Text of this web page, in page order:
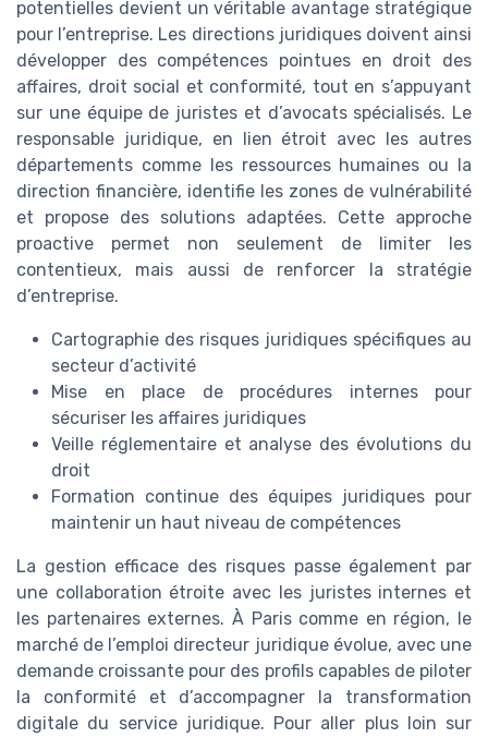
potentielles devient un véritable avantage stratégique
pour l’entreprise. Les directions juridiques doivent ainsi
développer des compétences pointues en droit des
affaires, droit social et conformité, tout en s’appuyant
sur une équipe de juristes et d’avocats spécialisés. Le
responsable juridique, en lien étroit avec les autres
départements comme les ressources humaines ou la
direction financière, identifie les zones de vulnérabilité
et propose des solutions adaptées. Cette approche
proactive permet non seulement de limiter les
contentieux, mais aussi de renforcer la stratégie
d’entreprise.
Cartographie des risques juridiques spécifiques au
secteur d’activité
Mise en place de procédures internes pour
sécuriser les affaires juridiques
Veille réglementaire et analyse des évolutions du
droit
Formation continue des équipes juridiques pour
maintenir un haut niveau de compétences
La gestion efficace des risques passe également par
une collaboration étroite avec les juristes internes et
les partenaires externes. À Paris comme en région, le
marché de l’emploi directeur juridique évolue, avec une
demande croissante pour des profils capables de piloter
la conformité et d’accompagner la transformation
digitale du service juridique. Pour aller plus loin sur